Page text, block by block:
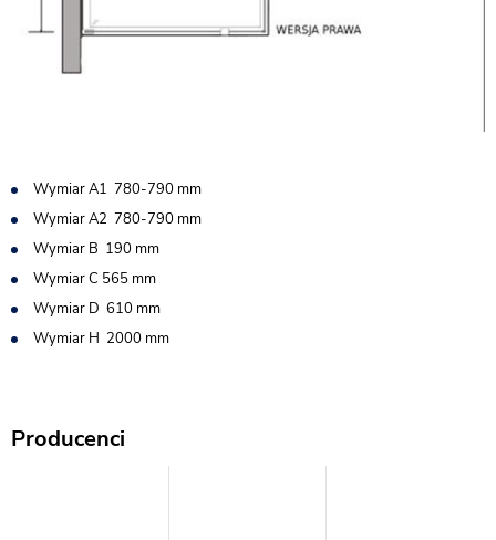
Wymiar A1 780-790 mm
Wymiar A2 780-790 mm
Wymiar B 190 mm
Wymiar C 565 mm
Wymiar D 610 mm
Wymiar H 2000 mm
Producenci